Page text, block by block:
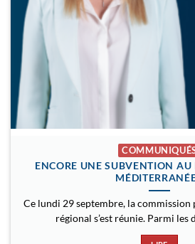
ENCORE UNE SUBVENTION AU
Ce lundi 29 septembre, la commission
régional s’est réunie. Parmi les